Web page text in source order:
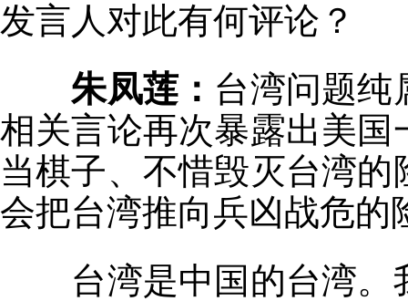
发言人对此有何评论？
朱凤莲： 台湾问题纯
相关言论再次暴露出美
当棋子、不惜毁灭台湾
会把台湾推向兵凶战危的
台湾是中国的台湾。